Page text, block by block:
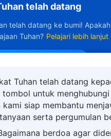
telah datang
telah datang ke bumi!
Tuhan? Pelajari lebih lanjut
Tuhan telah datang
tombol untuk menghubungi
kami siap membantu
serta pergumulan
berdoa agar